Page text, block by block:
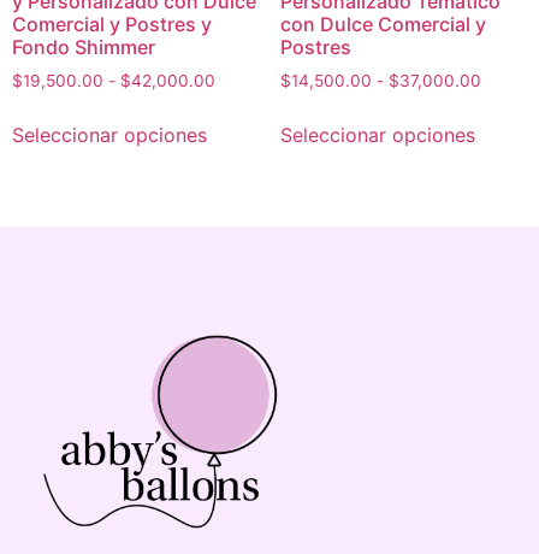
Comercial y Postres y
Fondo Shimmer
$19,500.00 - $42,000.00
Seleccionar opciones
con Dulce Comercial y
Postres
$14,500.00 - $37,000.00
Seleccionar opciones